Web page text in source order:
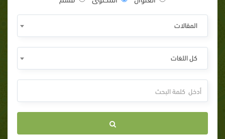
المقالات
كل اللغات